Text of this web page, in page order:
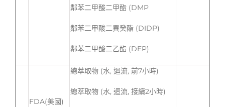
鄰苯二甲酸二甲酯 (DMP
鄰苯二甲酸二異癸酯 (DIDP)
鄰苯二甲酸二乙酯 (DEP)
FDA(美國)
總萃取物 (水, 迴流, 前7小時)
總萃取物 (水, 迴流, 接續2小時)